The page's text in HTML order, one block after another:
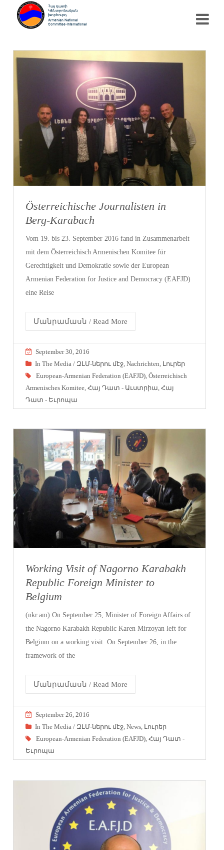
Österreichische Journalisten in
Berg-Karabach
Vom 19. bis 23. September 2016 fand in Zusammenarbeit
mit dem Österreichisch Armenischen Komitee für
Gerechtigkeit und Demokratie sowie der European
Armenian Federation for Justice and Democracy (EAFJD)
eine Reise
Մանրամասն / Read More
September 30, 2016
In The Media / ԶԼՄ-ներու մէջ ,Nachrichten Լուրեր
European-Armenian Federation (EAFJD) ,Österreichisch
Armenisches Komitee ,Հայ Դատ - Աւստրիա ,Հայ
Դատ - Եւրոպա
Working Visit of Nagorno Karabakh
Republic Foreign Minister to
Belgium
(nkr.am) On September 25, Minister of Foreign Affairs of
the Nagorno Karabakh Republic Karen Mirzoyan left for
Belgium on a working visit. On September 26, in the
framework of the
Մանրամասն / Read More
September 26, 2016
In The Media / ԶԼՄ-ներու մէջ,News, Լուրեր
European-Armenian Federation (EAFJD),Հայ Դատ -
Եւրոպա